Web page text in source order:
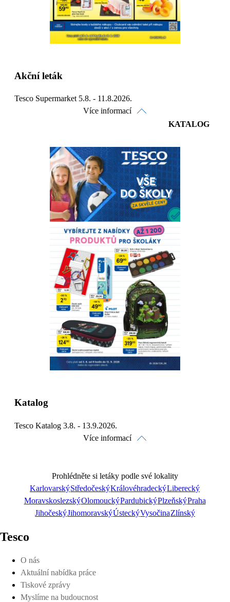
Akční leták
Tesco Supermarket 5.8. - 11.8.2026.
Více informací
Prohlédnout on-line
Stáhnout
Detaily o platnosti
KATALOG
Katalog
Tesco Katalog 3.8. - 13.9.2026.
Více informací
Prohlédnout on-line
Prohlédněte si letáky podle své lokality
KarlovarskýStředočeskýKrálovéhradeckýLiberecký
MoravskoslezskýOlomouckýPardubickýPlzeňskýPraha
JihočeskýJihomoravskýÚsteckýVysočinaZlínský
Tesco
O nás
Aktuální nabídka práce
Tiskové zprávy
Myslíme na budoucnost